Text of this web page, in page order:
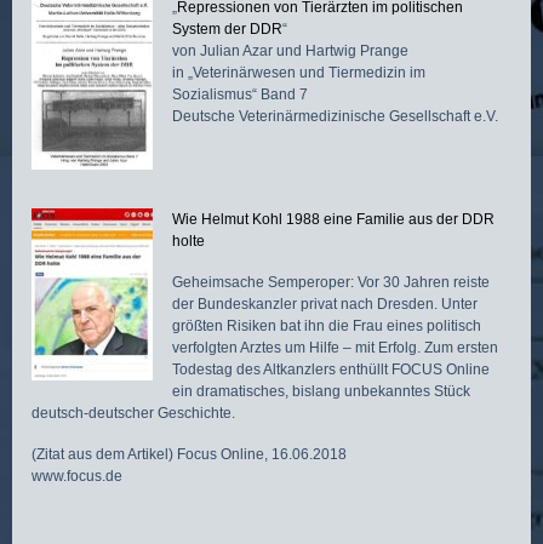
Repressionen von Tierärzten im politischen
System der DDR“
von Julian Azar und Hartwig Prange
in „Veterinärwesen und Tiermedizin im
Sozialismus“ Band 7
Deutsche Veterinärmedizinische Gesellschaft e.V.
Wie Helmut Kohl 1988 eine Familie aus der DDR
holte
Geheimsache Semperoper: Vor 30 Jahren reiste
der Bundeskanzler privat nach Dresden. Unter
größten Risiken bat ihn die Frau eines politisch
verfolgten Arztes um Hilfe – mit Erfolg. Zum ersten
Todestag des Altkanzlers enthüllt FOCUS Online
ein dramatisches, bislang unbekanntes Stück
deutsch-deutscher Geschichte.
(Zitat aus dem Artikel) Focus Online, 16.06.2018
www.focus.de